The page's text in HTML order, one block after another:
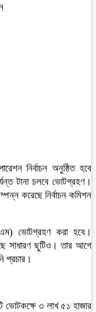
নির্বাচন অনুষ্ঠিত হবে
টানা চলবে ভোটগ্রহণ।
করেছে নির্বাচন কমিশন
ভোটগ্রহণ করা হবে।
সাধারণ ছুটিও। তার আগে
প্রচার।
ভোটকক্ষে ৩ লাখ ৫১ হাজার